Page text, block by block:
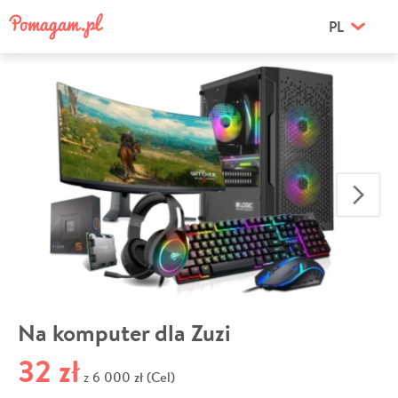
PL
Na komputer dla Zuzi
32 zł z 6 000 zł (Cel)